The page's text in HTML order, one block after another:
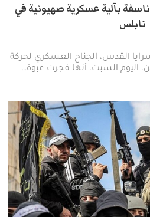
بآلية عسكرية صهيونية في
نابلس
القدس، الجناح العسكري لحركة
اليوم السبت، أنها فجرت عبوة…